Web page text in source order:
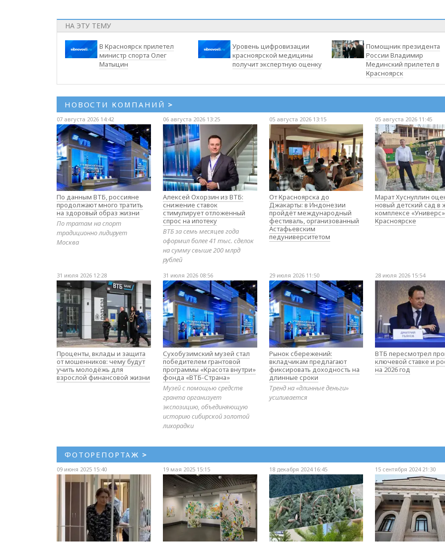
НА ЭТУ ТЕМУ
В Красноярск прилетел
министр спорта Олег
Матыцин
Уровень цифровизации
красноярской медицины
получит экспертную оценку
Помощник президента
России Владимир
Мединский прилетел в
Красноярск
НОВОСТИ КОМПАНИЙ >
07 августа 2026 14:42
По данным ВТБ, россияне
продолжают много тратить
на здоровый образ жизни
По тратам на спорт
традиционно лидирует
Москва
06 августа 2026 13:25
Алексей Охорзин из ВТБ:
снижение ставок
стимулирует отложенный
спрос на ипотеку
ВТБ за семь месяцев года
оформил более 41 тыс. сделок
на сумму свыше 200 млрд
рублей
05 августа 2026 13:15
От Красноярска до
Джакарты: в Индонезии
пройдёт международный
фестиваль, организованный
Астафьевским
педуниверситетом
05 августа 2026 11:45
Марат Хуснуллин
новый детский сад в
комплексе
Красноярске
31 июля 2026 12:28
Проценты, вклады и защита
от мошенников: чему будут
учить молодёжь для
взрослой финансовой жизни
31 июля 2026 08:56
Сухобузимский музей стал
победителем грантовой
программы «Красота внутри»
фонда «ВТБ-Страна»
Музей с помощью средств
гранта организует
экспозицию, объединяющую
историю сибирской золотой
лихорадки
29 июля 2026 11:50
Рынок сбережений:
вкладчикам предлагают
фиксировать доходность на
длинные сроки
Тренд на «длинные деньги»
усиливается
28 июля 2026 15:54
ВТБ пересмотрел
ключевой ставке и
на 2026 год
ФОТОРЕПОРТАЖ >
09 июня 2025 15:40 19 мая 2025 15:15 18 декабря 2024 16:45 15 сентября 2024 21:30